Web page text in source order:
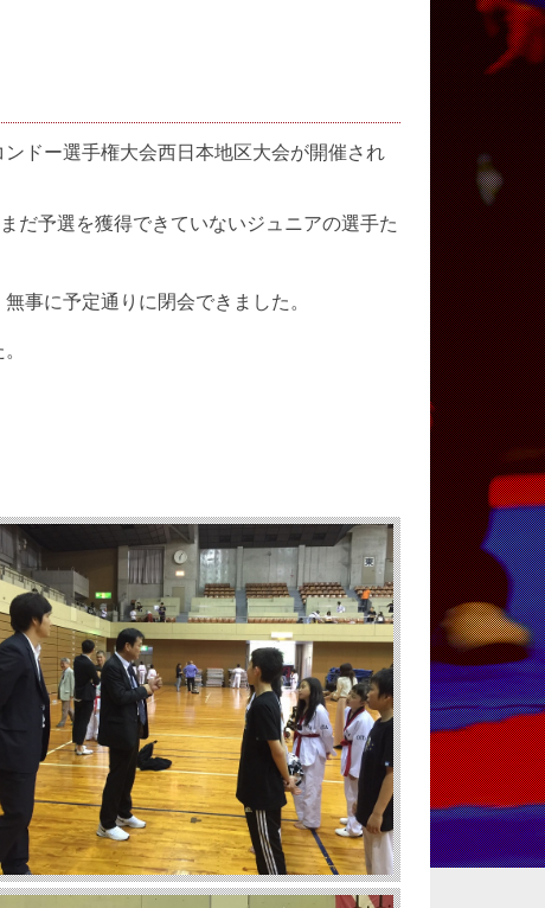
ドー選手権大会西日本地区大会が開催され
だ予選を獲得できていないジュニアの選手た
事に予定通りに閉会できました。